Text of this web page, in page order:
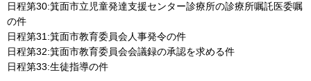
日程第30:箕面市立児童発達支援センター診療所の診療所嘱託医委嘱
の件
日程第31:箕面市教育委員会人事発令の件
日程第32:箕面市教育委員会会議録の承認を求める件
日程第33:生徒指導の件